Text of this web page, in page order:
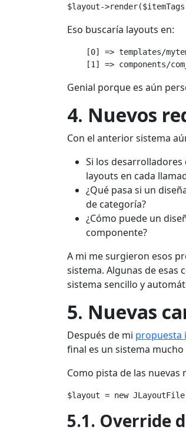
Eso buscaría layouts en:
[0] => templates/
Genial porque es aún
4. Nuevos
Con el anterior sistema
Si los
layouts en cada
¿Qué pasa si un
de categoría?
¿Cómo puede un
componente?
A mi me surgieron esos
sistema. Algunas de
sistema sencillo y
5. Nuevas
Después de mi propuesta
final es un sistema
Como pista de las
5.1. Override